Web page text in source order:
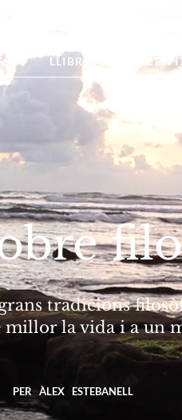
LLIBRES
tradicions
millor la vida i a un
PER ÀLEX ESTEBANELL